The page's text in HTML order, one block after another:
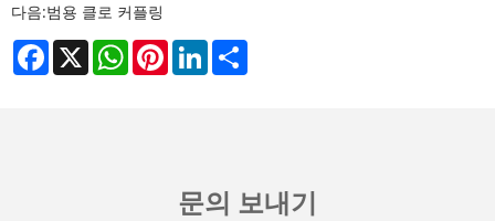
다음:범용 클로 커플링
Facebook
X WhatsAppPinterestLinkedIn
문의 보내기